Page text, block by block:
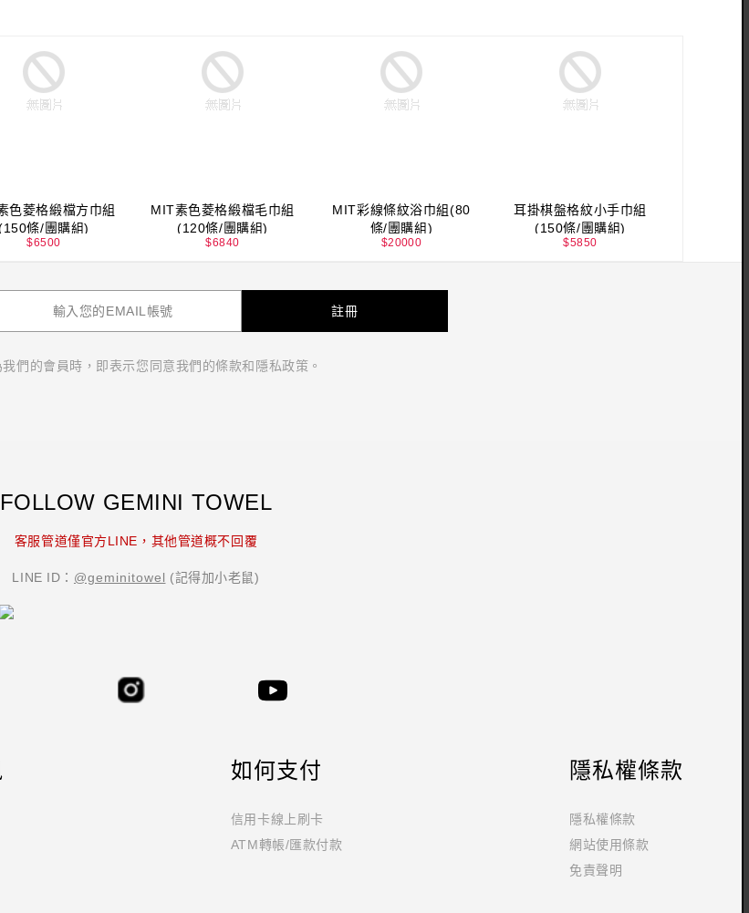
色菱格緞檔方巾組
條/團購組)
$6500
MIT素色菱格緞檔毛巾組
(120條/團購組)
$6840
MIT彩線條紋浴巾組(80
條/團購組)
$20000
耳掛棋盤格紋小手巾組
(150條/團購組)
$5850
註冊
們的會員時，即表示您同意我們的條款和隱私政策。
双星毛巾 GEMINI 官方購物網｜純棉台灣毛巾
品牌推薦首選｜織造專家
FOLLOW GEMINI TOWEL
客服管道僅官方LINE，其他管道概不回覆
LINE ID： @geminitowel (記得加小老鼠)
如何支付
信用卡線上刷卡
ATM轉帳/匯款付款
隱私權條款
隱私權條款
網站使用條款
免責聲明